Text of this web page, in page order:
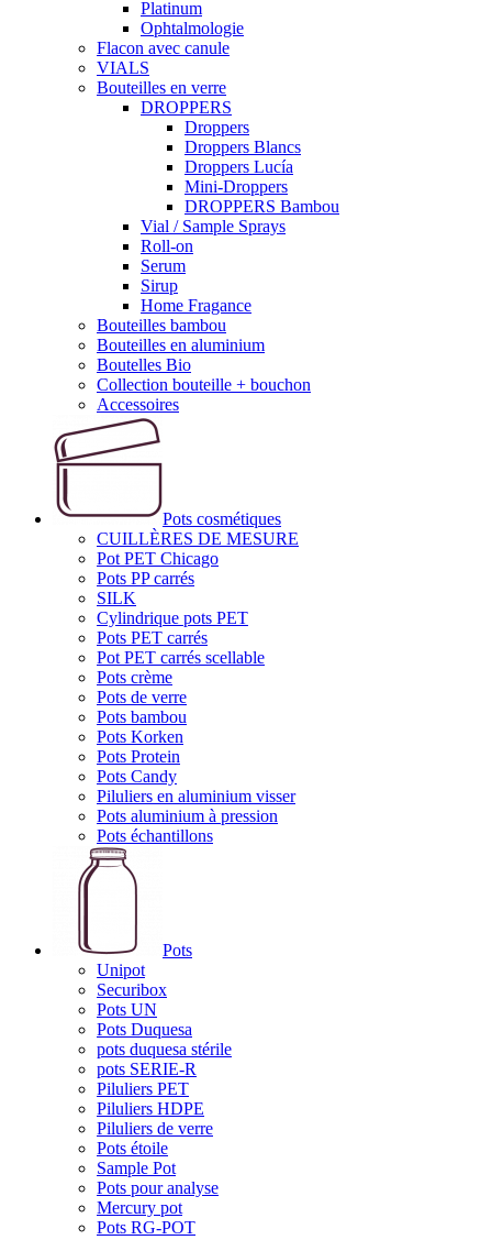
Platinum
Ophtalmologie
Flacon avec canule
VIALS
Bouteilles en verre
DROPPERS
Droppers
Droppers Blancs
Droppers Lucía
Mini-Droppers
DROPPERS Bambou
Vial / Sample Sprays
Roll-on
Serum
Sirup
Home Fragance
Bouteilles bambou
Bouteilles en aluminium
Boutelles Bio
Collection bouteille + bouchon
Accessoires
Pots cosmétiques
CUILLÈRES DE MESURE
Pot PET Chicago
Pots PP carrés
SILK
Cylindrique pots PET
Pots PET carrés
Pot PET carrés scellable
Pots crème
Pots de verre
Pots bambou
Pots Korken
Pots Protein
Pots Candy
Piluliers en aluminium visser
Pots aluminium à pression
Pots échantillons
Pots
Unipot
Securibox
Pots UN
Pots Duquesa
pots duquesa stérile
pots SERIE-R
Piluliers PET
Piluliers HDPE
Piluliers de verre
Pots étoile
Sample Pot
Pots pour analyse
Mercury pot
Pots RG-POT